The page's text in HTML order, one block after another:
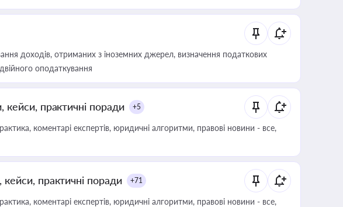
доходів, отриманих з іноземних джерел, визначення податкових
оподаткування
кейси, практичні поради +5
коментарі експертів, юридичні алгоритми, правові новини - все,
практичні поради +71
коментарі експертів, юридичні алгоритми, правові новини - все,